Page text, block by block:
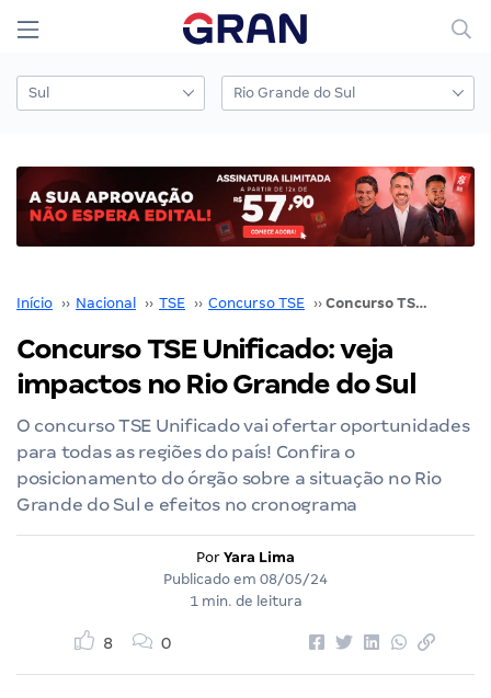
Início ›› Nacional ›› TSE ›› Concurso TSE ›› Concurso TSE Unificado: veja impactos no Rio Grande do Sul
Concurso TSE Unificado: veja
impactos no Rio Grande do Sul
O concurso TSE Unificado vai ofertar oportunidades
para todas as regiões do país! Confira o
posicionamento do órgão sobre a situação no Rio
Grande do Sul e efeitos no cronograma
Por Yara Lima
Publicado em 08/05/24
1 min. de leitura
8 0